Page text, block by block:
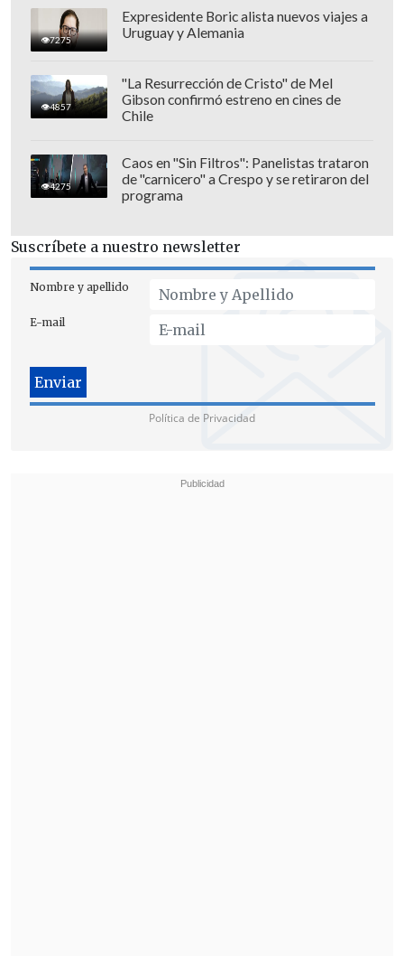
Sin embargo, la medida fue
que aseguraron que hombres bajos se
verán más afectados, lo que podría
discriminación.
Por otro lado, hubo quienes defendieron
los cambios realizados, ya que
efectivamente ayudaría a las personas a
encontrar candidatos más alineados con
sus preferencias.
7275
Expresidente Boric alista nuevos viajes a
Uruguay y Alemania
4857
"La Resurrección de Cristo" de Mel
Gibson confirmó estreno en cines de
Chile
4275
Caos en "Sin Filtros": Panelistas trataron
de "carnicero" a Crespo y se retiraron del
programa
Suscríbete a nuestro newsletter
Nombre y apellido
E-mail
Política de Privacidad